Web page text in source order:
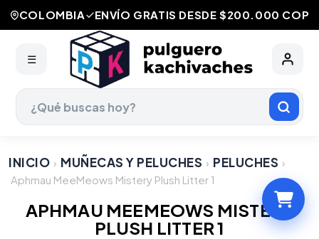
COLOMBIA ENVÍO GRATIS DESDE $200.000 COP
☰
INICIO › MUÑECAS Y PELUCHES › PELUCHES ›
Aphmau MeeMeows Mistery Plush Litter 1
APHMAU MEEMEOWS MISTERY
PLUSH LITTER 1